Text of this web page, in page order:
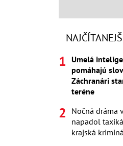
Umelá
pomáhajú
Záchranári
teréne
Nočná dráma
napadol
krajská